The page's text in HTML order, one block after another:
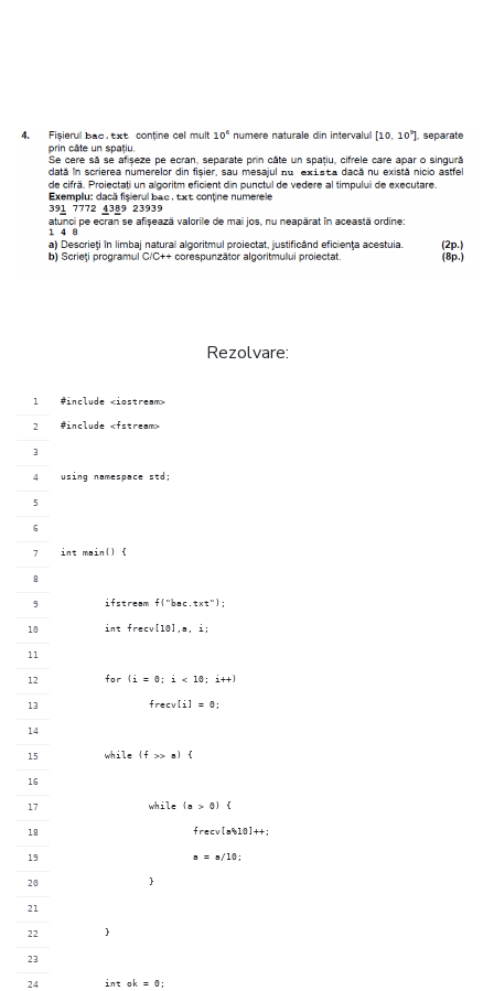
Rezolvare:
#include <iostream>
#include <fstream>
using namespace std;
int main() {
        ifstream f("bac.txt");
        int frecv[10],a, i;
        for (i = 0; i < 10; i++)
                frecv[i] = 0;
        while (f >> a) {
                while (a > 0) {
                        frecv[a%10]++;
                        a = a/10;
                }
        }
        int ok = 0;